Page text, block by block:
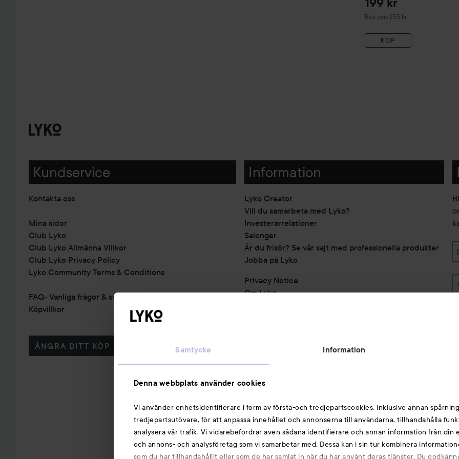
Samtycke Information
Denna webbplats använder cookies
Vi använder enhetsidentifierare i form av första-och tredjepartscookies, inklusive annan
tredjepartsutövare, för att anpassa innehållet och annonserna till användarna, tillhandahålla
analysera vår trafik. Vi vidarebefordrar även sådana identifierare och annan information från din
och annons- och analysföretag som vi samarbetar med. Dessa kan i sin tur kombinera
som du har tillhandahållit eller som de har samlat in när du har använt deras tjänster. Du
199 kr
Rek. pris 255 kr
Rekommenderat pris 255 kr
KÖP
Kundservice
Kontakta oss
Mina sidor
Club Lyko
Club Lyko Allmänna Villkor
Club Lyko Privacy Policy
Lyko Community Terms & Conditions
FAQ- Vanliga frågor & svar
Köpvillkor
ÅNGRA DITT KÖP
Information
Lyko Creator
Vill du samarbeta med Lyko?
Investerarrelationer
Salonger
Är du frisör? Se vår sajt med professionella produkter
Jobba på Lyko
Privacy Notice
Om Lyko
Michael Edwards Fragrances of the World
Cookie Consent
Partners
Du kanske också gillar